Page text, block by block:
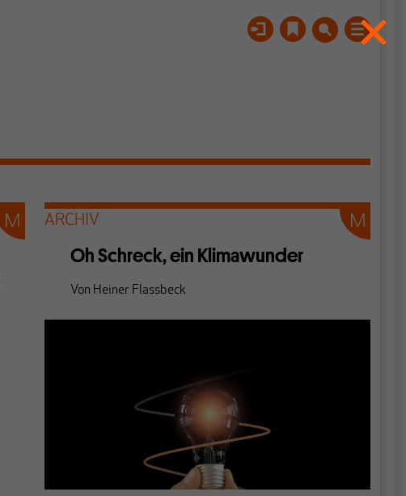
ARCHIV
Oh Schreck, ein Klimawunder
Von Heiner Flassbeck